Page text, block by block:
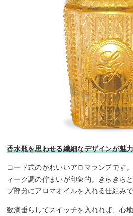
香水瓶を思わせる繊細なデザインが魅力
コード式のかわいいアロマランプです
ィーク調の佇まいが印象的。きらきら
プ部分にアロマオイルを入れる仕組みで
数滴垂らしてスイッチを入れれば、心